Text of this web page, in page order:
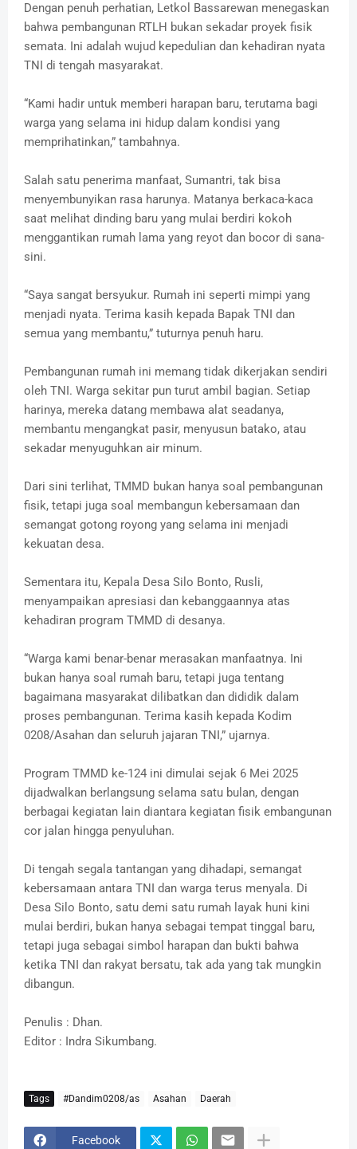
Dengan penuh perhatian, Letkol Bassarewan menegaskan
bahwa pembangunan RTLH bukan sekadar proyek fisik
semata. Ini adalah wujud kepedulian dan kehadiran nyata
TNI di tengah masyarakat.
“Kami hadir untuk memberi harapan baru, terutama bagi
warga yang selama ini hidup dalam kondisi yang
memprihatinkan,” tambahnya.
Salah satu penerima manfaat, Sumantri, tak bisa
menyembunyikan rasa harunya. Matanya berkaca-kaca
saat melihat dinding baru yang mulai berdiri kokoh
menggantikan rumah lama yang reyot dan bocor di sana-
sini.
“Saya sangat bersyukur. Rumah ini seperti mimpi yang
menjadi nyata. Terima kasih kepada Bapak TNI dan
semua yang membantu,” tuturnya penuh haru.
Pembangunan rumah ini memang tidak dikerjakan sendiri
oleh TNI. Warga sekitar pun turut ambil bagian. Setiap
harinya, mereka datang membawa alat seadanya,
membantu mengangkat pasir, menyusun batako, atau
sekadar menyuguhkan air minum.
Dari sini terlihat, TMMD bukan hanya soal pembangunan
fisik, tetapi juga soal membangun kebersamaan dan
semangat gotong royong yang selama ini menjadi
kekuatan desa.
Sementara itu, Kepala Desa Silo Bonto, Rusli,
menyampaikan apresiasi dan kebanggaannya atas
kehadiran program TMMD di desanya.
“Warga kami benar-benar merasakan manfaatnya. Ini
bukan hanya soal rumah baru, tetapi juga tentang
bagaimana masyarakat dilibatkan dan dididik dalam
proses pembangunan. Terima kasih kepada Kodim
0208/Asahan dan seluruh jajaran TNI,” ujarnya.
Program TMMD ke-124 ini dimulai sejak 6 Mei 2025
dijadwalkan berlangsung selama satu bulan, dengan
berbagai kegiatan lain diantara kegiatan fisik embangunan
cor jalan hingga penyuluhan.
Di tengah segala tantangan yang dihadapi, semangat
kebersamaan antara TNI dan warga terus menyala. Di
Desa Silo Bonto, satu demi satu rumah layak huni kini
mulai berdiri, bukan hanya sebagai tempat tinggal baru,
tetapi juga sebagai simbol harapan dan bukti bahwa
ketika TNI dan rakyat bersatu, tak ada yang tak mungkin
dibangun.
Penulis : Dhan.
Editor : Indra Sikumbang.
Tags #Dandim0208/as Asahan Daerah
Facebook